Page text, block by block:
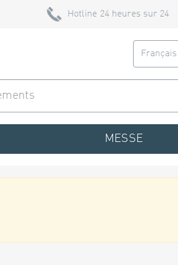
Hotline 24 heures sur 24
Français
MESSE